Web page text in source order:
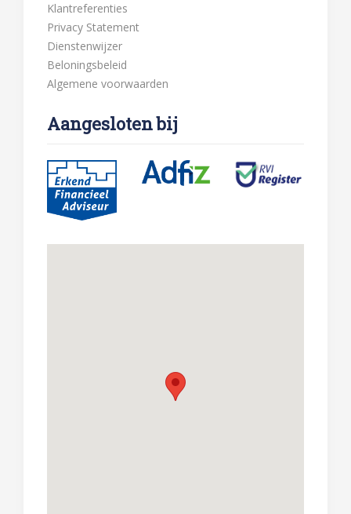
Klantreferenties
Privacy Statement
Dienstenwijzer
Beloningsbeleid
Algemene voorwaarden
Aangesloten bij